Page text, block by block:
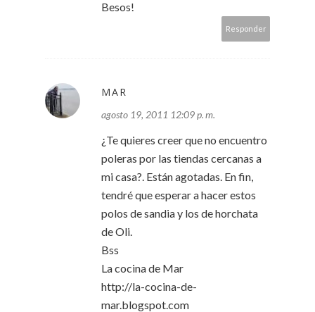
Besos!
Responder
MAR
agosto 19, 2011 12:09 p. m.
¿Te quieres creer que no encuentro
poleras por las tiendas cercanas a
mi casa?. Están agotadas. En fin,
tendré que esperar a hacer estos
polos de sandia y los de horchata
de Oli.
Bss
La cocina de Mar
http://la-cocina-de-
mar.blogspot.com